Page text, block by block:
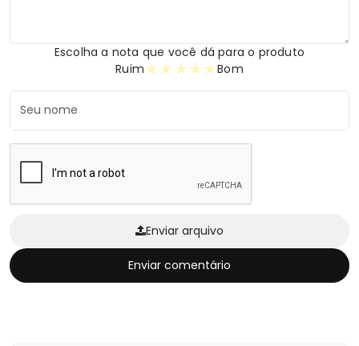
Escolha a nota que você dá para o produto
Ruim
★
★
★
★
★ Bom
Enviar arquivo
Enviar comentário